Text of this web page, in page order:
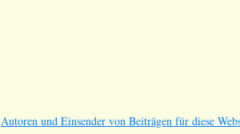
Autoren und Einsender von Beiträgen für diese